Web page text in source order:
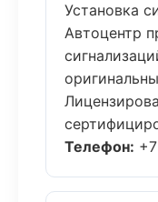
Установка
Автоцентр
Телефон: